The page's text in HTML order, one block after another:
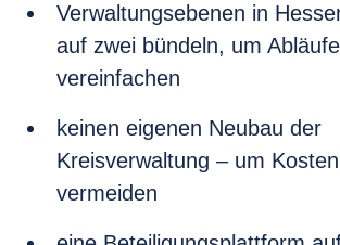
Verwaltungsebenen in
auf zwei bündeln, um
vereinfachen
keinen eigenen Neubau der
Kreisverwaltung – um
vermeiden